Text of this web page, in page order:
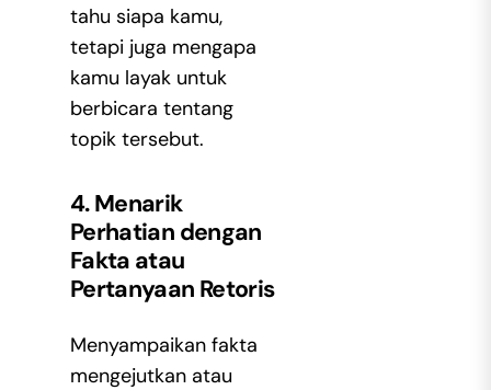
tahu siapa kamu,
tetapi juga mengapa
kamu layak untuk
berbicara tentang
topik tersebut.
4. Menarik
Perhatian dengan
Fakta atau
Pertanyaan Retoris
Menyampaikan fakta
mengejutkan atau